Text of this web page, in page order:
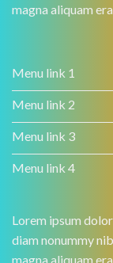
magna aliquam
Menu link 1
Menu link 2
Menu link 3
Menu link 4
Lorem ipsum
diam nonummy
magna aliquam